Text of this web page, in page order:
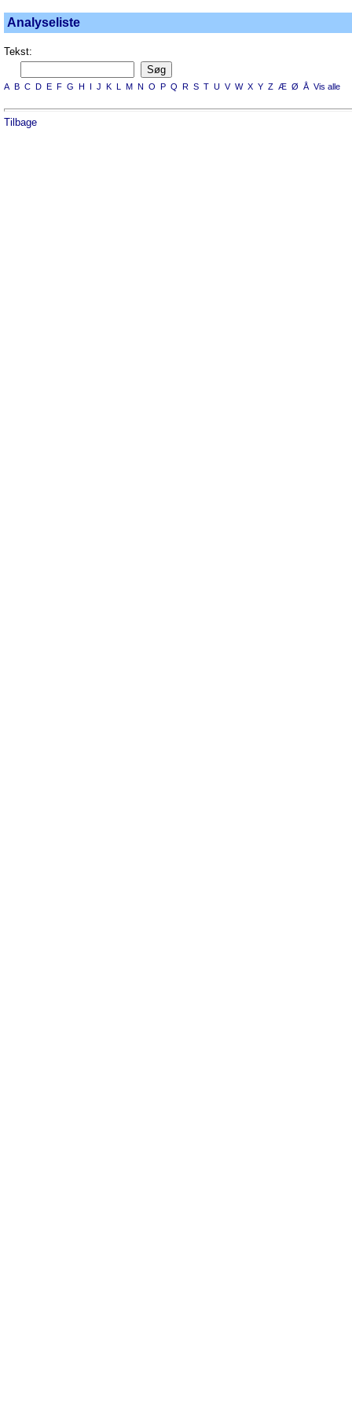
Analyseliste
Tekst:
A B C D E F G H I J K L M N O P Q R S T U V W X Y Z Æ Ø Å Vis alle
Tilbage